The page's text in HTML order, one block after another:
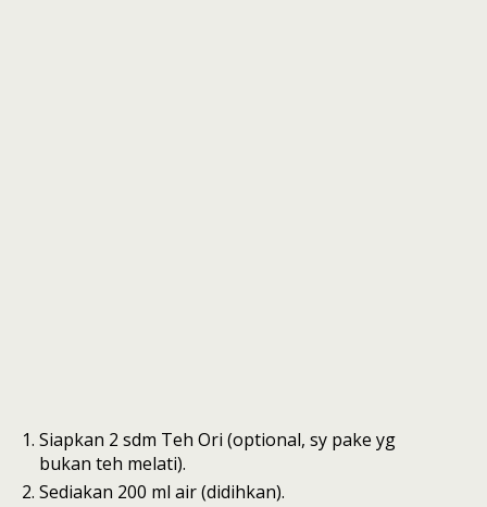
Siapkan 2 sdm Teh Ori (optional, sy pake yg
bukan teh melati).
Sediakan 200 ml air (didihkan).